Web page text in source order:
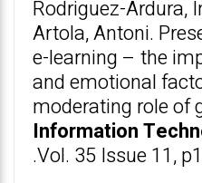
Rodriguez-Ardura,
Artola, Antoni.
e-learning – the
and emotional
moderating role of
Information
Vol. 35 Issue 11,